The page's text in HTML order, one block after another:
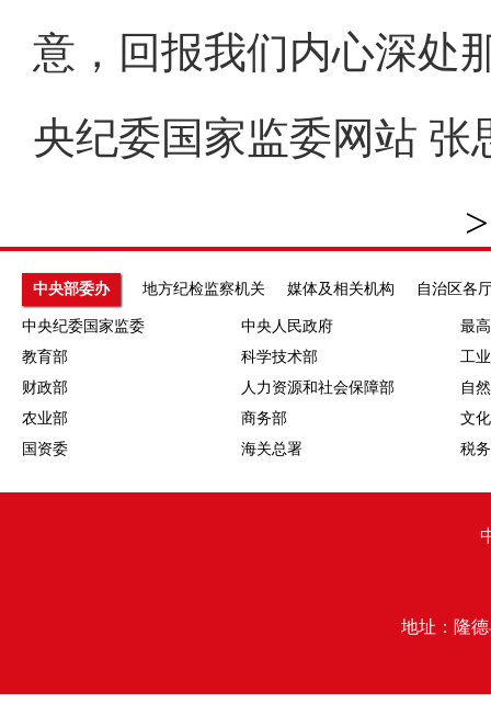
意，回报我们内心深处
央纪委国家监委网站 张
中央部委办 地方纪检监察机关 媒体及相关机构 自治区各
中央纪委国家监委 中央人民政府
最
教育部
科学技术部
工
财政部
人力资源和社会保障部
自
农业部
商务部
文
国资委
海关总署 税
地址：隆